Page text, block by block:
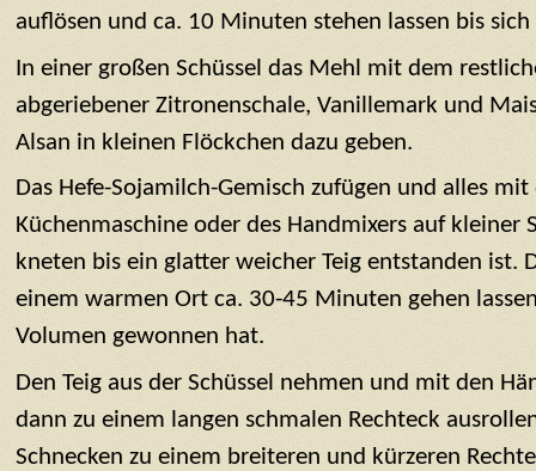
auflösen und ca. 10 Minuten stehen lassen bis
In einer großen Schüssel das Mehl mit dem
abgeriebener Zitronenschale, Vanillemark und
Alsan in kleinen Flöckchen dazu geben.
Das Hefe-Sojamilch-Gemisch zufügen und alles
Küchenmaschine oder des Handmixers auf kleiner
kneten bis ein glatter weicher Teig entstanden ist.
einem warmen Ort ca. 30-45 Minuten gehen
Volumen gewonnen hat.
Den Teig aus der Schüssel nehmen und mit den
dann zu einem langen schmalen Rechteck
Schnecken zu einem breiteren und kürzeren